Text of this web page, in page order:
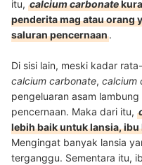
itu, calcium carbonate
penderita mag atau orang
saluran pencernaan.
Di sisi lain, meski kadar
calcium carbonate, calcium
pengeluaran asam
pencernaan. Maka dari itu,
lebih baik untuk lansia,
Mengingat banyak lansia
terganggu. Sementara itu,